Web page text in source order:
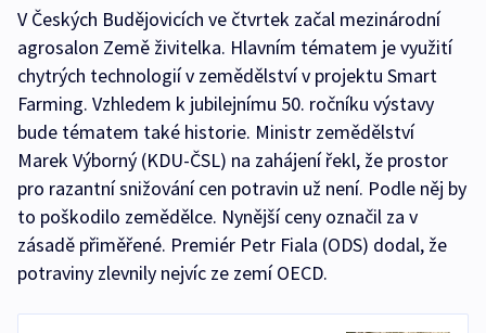
V Českých Budějovicích ve čtvrtek začal mezinárodní
agrosalon Země živitelka. Hlavním tématem je využití
chytrých technologií v zemědělství v projektu Smart
Farming. Vzhledem k jubilejnímu 50. ročníku výstavy
bude tématem také historie. Ministr zemědělství
Marek Výborný (KDU-ČSL) na zahájení řekl, že prostor
pro razantní snižování cen potravin už není. Podle něj by
to poškodilo zemědělce. Nynější ceny označil za v
zásadě přiměřené. Premiér Petr Fiala (ODS) dodal, že
potraviny zlevnily nejvíc ze zemí OECD.